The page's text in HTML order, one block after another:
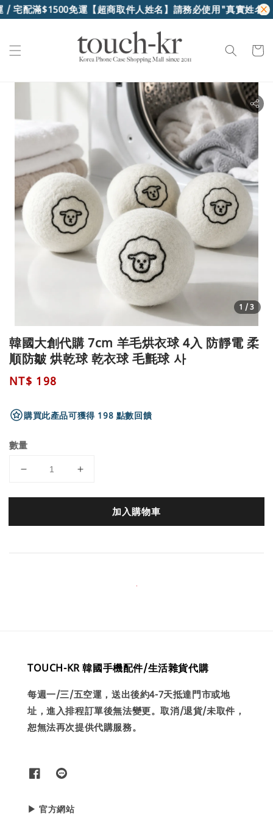
宅配滿$1500免運【超商取件人姓名】請務必使用"真實姓名"
1 /3
韓國大創代購 7cm 羊毛烘衣球 4入 防靜電 柔
順防皺 烘乾球 乾衣球 毛氈球 사
Regular
NT$ 198
購買此產品可獲得 198 點數回饋
數量
加入購物車
TOUCH-KR 韓國手機配件/生活雜貨代購
每週一/三/五空運，送出後約4-7天抵達門市或地
址，進入排程訂單後無法變更。取消/退貨/未取件，
恕無法再次提供代購服務。
▶ 官方網站